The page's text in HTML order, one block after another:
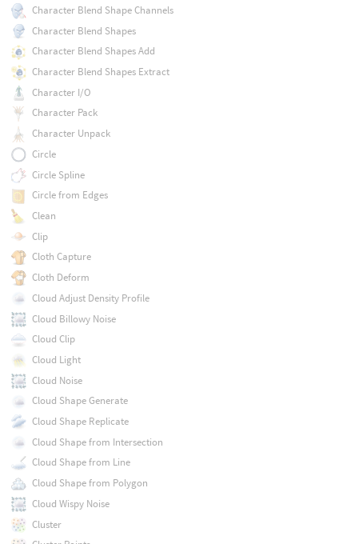
Character Blend Shape Channels
Character Blend Shapes
Character Blend Shapes Add
Character Blend Shapes Extract
Character I/O
Character Pack
Character Unpack
Circle
Circle Spline
Circle from Edges
Clean
Clip
Cloth Capture
Cloth Deform
Cloud Adjust Density Profile
Cloud Billowy Noise
Cloud Clip
Cloud Light
Cloud Noise
Cloud Shape Generate
Cloud Shape Replicate
Cloud Shape from Intersection
Cloud Shape from Line
Cloud Shape from Polygon
Cloud Wispy Noise
Cluster